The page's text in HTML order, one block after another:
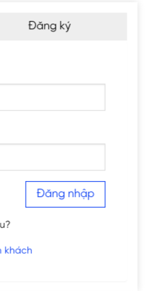
Đăng ký
Đăng nhập
khách